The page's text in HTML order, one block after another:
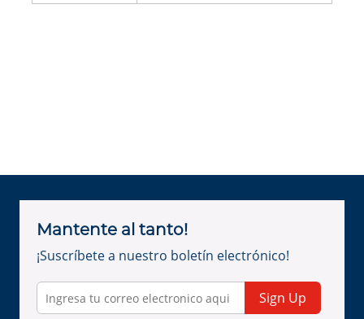
Mantente al tanto!
¡Suscríbete a nuestro boletín electrónico!
Sign Up